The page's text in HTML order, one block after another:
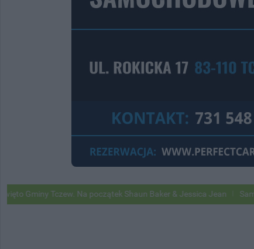
Tczew. Na początek Shaun Baker & Jessica Jean Samochody